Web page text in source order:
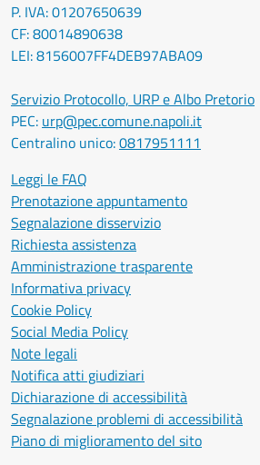
P. IVA: 01207650639
CF: 80014890638
LEI: 8156007FF4DEB97ABA09
Servizio Protocollo, URP e Albo Pretorio
PEC: urp@pec.comune.napoli.it
Centralino unico:0817951111
Leggi le FAQ
Prenotazione appuntamento
Segnalazione disservizio
Richiesta assistenza
Amministrazione trasparente
Informativa privacy
Cookie Policy
Social Media Policy
Note legali
Notifica atti giudiziari
Dichiarazione di accessibilità
Segnalazione problemi di accessibilità
Piano di miglioramento del sito